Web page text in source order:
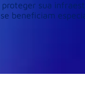
proteger sua
beneficiam